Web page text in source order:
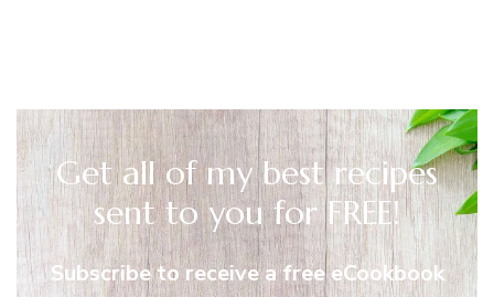
Get all of my best recipes
sent to you for FREE!
Subscribe to receive a free eCookbook